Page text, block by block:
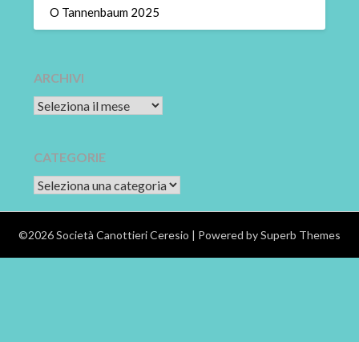
O Tannenbaum 2025
ARCHIVI
Archivi
CATEGORIE
CATEGORIE
©2026 Società Canottieri Ceresio | Powered bySuperb Themes